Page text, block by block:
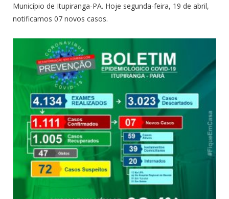
Município de Itupiranga-PA. Hoje segunda-feira, 19 de abril,
notificamos 07 novos casos.